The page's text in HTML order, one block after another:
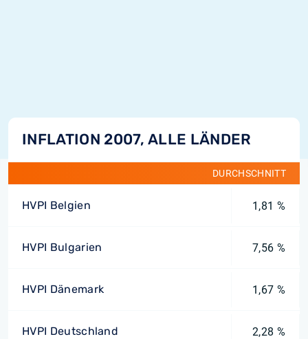
INFLATION 2007, ALLE LÄNDER
DURCHSCHNITT
HVPI Belgien 1,81 %
HVPI Bulgarien 7,56 %
HVPI Dänemark 1,67 %
HVPI Deutschland 2,28 %